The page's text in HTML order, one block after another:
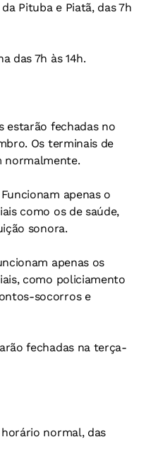
Pituba e Piatã, das 7h
das 7h às 14h.
estarão fechadas no
Os terminais de
normalmente.
Funcionam apenas o
como os de saúde,
sonora.
apenas os
como policiamento
socorros e
fechadas na terça-
normal, das